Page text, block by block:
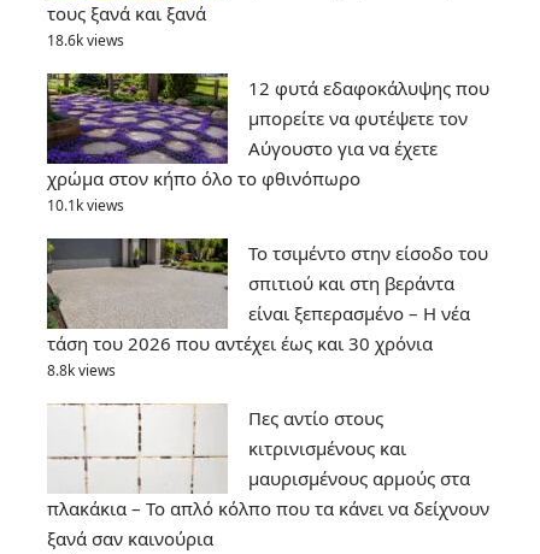
τους ξανά και ξανά
18.6k views
12 φυτά εδαφοκάλυψης που
μπορείτε να φυτέψετε τον
Αύγουστο για να έχετε
χρώμα στον κήπο όλο το φθινόπωρο
10.1k views
Το τσιμέντο στην είσοδο του
σπιτιού και στη βεράντα
είναι ξεπερασμένο – Η νέα
τάση του 2026 που αντέχει έως και 30 χρόνια
8.8k views
Πες αντίο στους
κιτρινισμένους και
μαυρισμένους αρμούς στα
πλακάκια – Το απλό κόλπο που τα κάνει να δείχνουν
ξανά σαν καινούρια